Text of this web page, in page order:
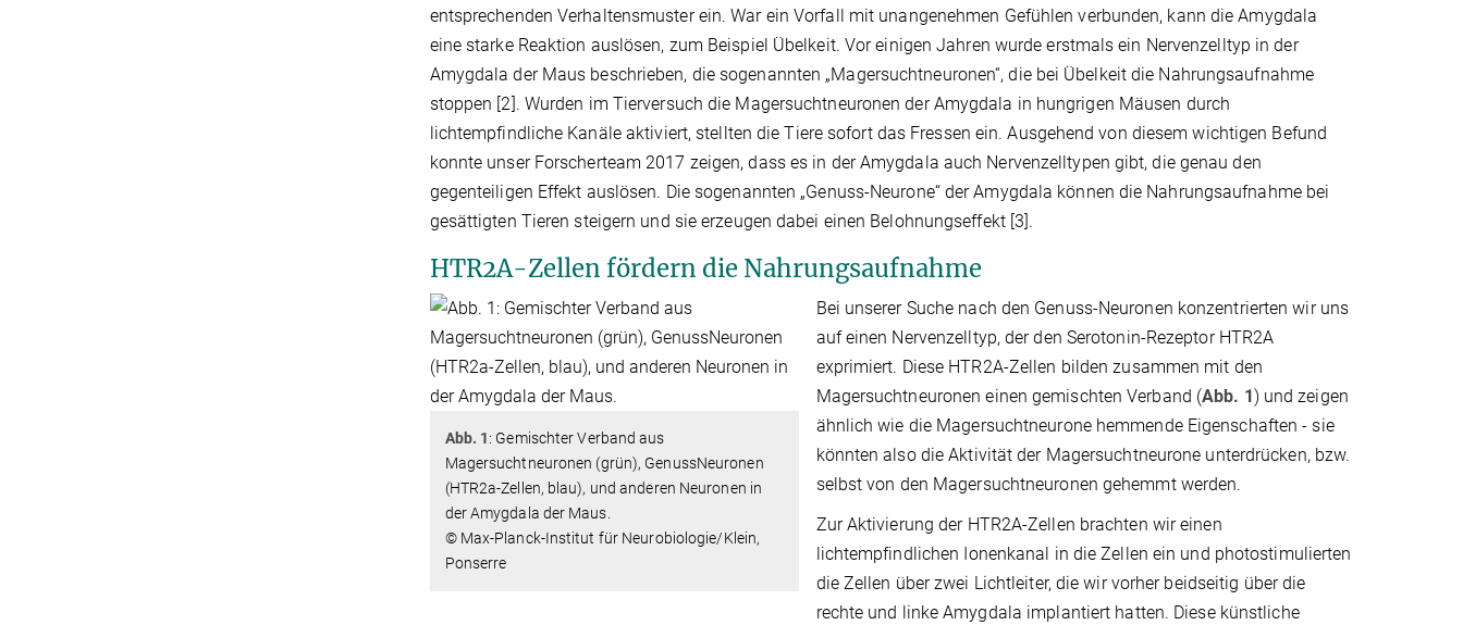
entsprechenden Verhaltensmuster ein. War ein Vorfall mit unangenehmen Gefühlen verbunden, kann die Amygdala
eine starke Reaktion auslösen, zum Beispiel Übelkeit. Vor einigen Jahren wurde erstmals ein Nervenzelltyp in der
Amygdala der Maus beschrieben, die sogenannten „Magersuchtneuronen“, die bei Übelkeit die Nahrungsaufnahme
stoppen [2]. Wurden im Tierversuch die Magersuchtneuronen der Amygdala in hungrigen Mäusen durch
lichtempfindliche Kanäle aktiviert, stellten die Tiere sofort das Fressen ein. Ausgehend von diesem wichtigen Befund
konnte unser Forscherteam 2017 zeigen, dass es in der Amygdala auch Nervenzelltypen gibt, die genau den
gegenteiligen Effekt auslösen. Die sogenannten „Genuss-Neurone“ der Amygdala können die Nahrungsaufnahme bei
gesättigten Tieren steigern und sie erzeugen dabei einen Belohnungseffekt [3].
HTR2A-Zellen fördern die Nahrungsaufnahme
Abb. 1: Gemischter Verband aus
Magersuchtneuronen (grün), GenussNeuronen
(HTR2a-Zellen, blau), und anderen Neuronen in
der Amygdala der Maus.
© Max-Planck-Institut für Neurobiologie/Klein,
Ponserre
Bei unserer Suche nach den Genuss-Neuronen konzentrierten wir uns
auf einen Nervenzelltyp, der den Serotonin-Rezeptor HTR2A
exprimiert. Diese HTR2A-Zellen bilden zusammen mit den
Magersuchtneuronen einen gemischten Verband (Abb. 1 ) und zeigen
ähnlich wie die Magersuchtneurone hemmende Eigenschaften - sie
könnten also die Aktivität der Magersuchtneurone unterdrücken, bzw.
selbst von den Magersuchtneuronen gehemmt werden.
Zur Aktivierung der HTR2A-Zellen brachten wir einen
lichtempfindlichen Ionenkanal in die Zellen ein und photostimulierten
die Zellen über zwei Lichtleiter, die wir vorher beidseitig über die
rechte und linke Amygdala implantiert hatten. Diese künstliche